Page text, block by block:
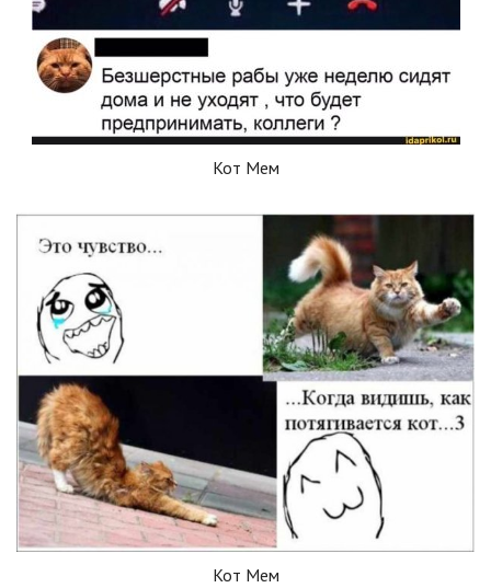
Кот Мем
Кот Мем